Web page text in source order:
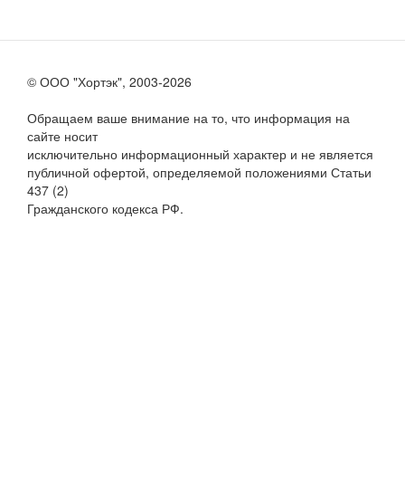
© ООО "Хортэк", 2003-2026
Обращаем ваше внимание на то, что информация на
сайте носит
исключительно информационный характер и не является
публичной офертой, определяемой положениями Статьи
437 (2)
Гражданского кодекса РФ.